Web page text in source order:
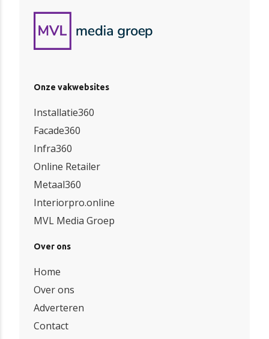
Onze vakwebsites
Installatie360
Facade360
Infra360
Online Retailer
Metaal360
Interiorpro.online
MVL Media Groep
Over ons
Home
Over ons
Adverteren
Contact